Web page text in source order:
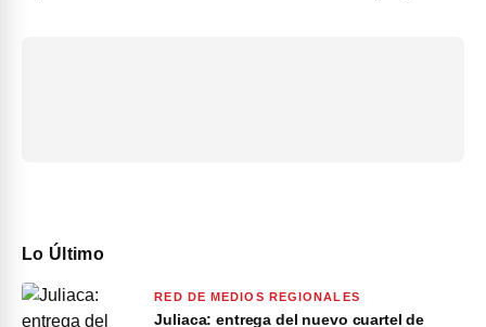
Lo Último
RED DE MEDIOS REGIONALES
Juliaca: entrega del nuevo cuartel de